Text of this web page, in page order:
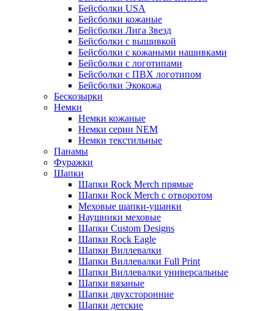
Бейсболки USA
Бейсболки кожаные
Бейсболки Лига Звезд
Бейсболки с вышивкой
Бейсболки с кожаными нашивками
Бейсболки с логотипами
Бейсболки с ПВХ логотипом
Бейсболки Экокожа
Бескозырки
Немки
Немки кожаные
Немки серии NEM
Немки текстильные
Панамы
Фуражки
Шапки
Шапки Rock Merch прямые
Шапки Rock Merch с отворотом
Меховые шапки-ушанки
Наушники меховые
Шапки Custom Designs
Шапки Rock Eagle
Шапки Виллевалки
Шапки Виллевалки Full Print
Шапки Виллевалки универсальные
Шапки вязаные
Шапки двухсторонние
Шапки детские